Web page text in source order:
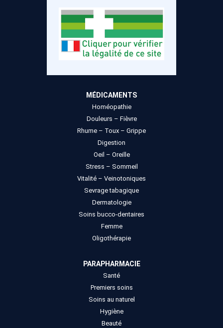
MÉDICAMENTS
Homéopathie
Douleurs – Fièvre
Rhume – Toux – Grippe
Digestion
Oeil – Oreille
Stress – Sommeil
Vitalité – Veinotoniques
Sevrage tabagique
Dermatologie
Soins bucco-dentaires
Femme
Oligothérapie
PARAPHARMACIE
Santé
Premiers soins
Soins au naturel
Hygiène
Beauté